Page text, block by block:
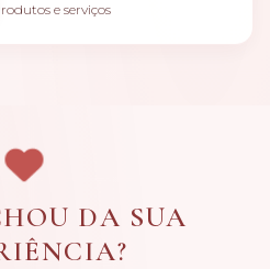
e serviços
DA SUA